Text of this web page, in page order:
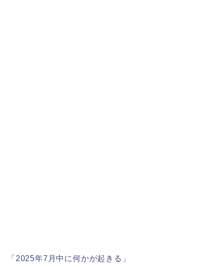
「2025年7月中に何かが起きる」